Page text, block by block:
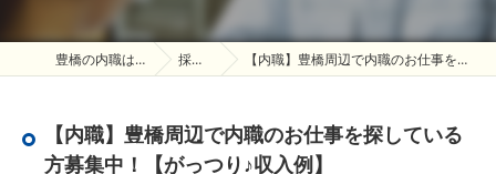
豊橋の内職は株式会社オオサワ 採用ブログ 【内職】豊橋周辺で内職のお仕事を探している方募集中！【がっつり♪収入例】
【内職】豊橋周辺で内職のお仕事を探している
方募集中！【がっつり♪収入例】